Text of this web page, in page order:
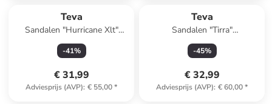
Teva
Sandalen "Hurricane Xlt"
zwart
-41%
€ 31,99
Adviesprijs (AVP): € 55,00*
Teva
Sandalen "Tirra"
donkerblauw/lichtroze
-45%
€ 32,99
Adviesprijs (AVP): € 60,00*